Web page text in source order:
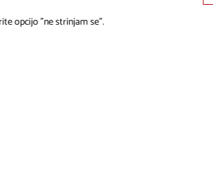
opcijo "ne strinjam se".